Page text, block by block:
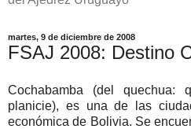
martes, 9 de diciembre de 2008
FSAJ 2008: Destino
Cochabamba (del quechua:
planicie), es una de las
económica de Bolivia. Se